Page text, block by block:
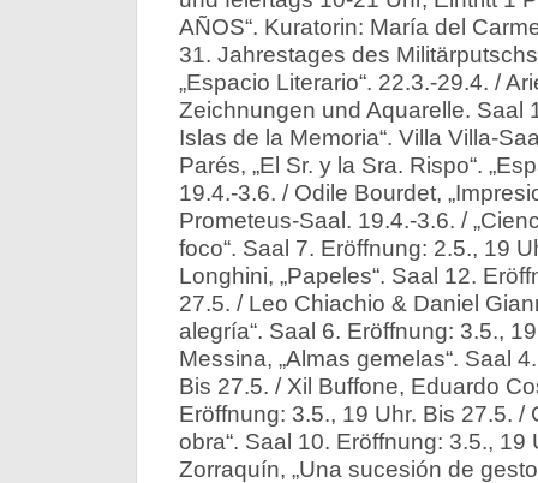
AÑOS“. Kuratorin: María del
31. Jahrestages des
„Espacio Literario“. 22.3.-29.4. /
Zeichnungen und Aquarelle. Saal
Islas de la Memoria“. Villa Villa-
Parés, „El Sr. y la Sra. Rispo“.
19.4.-3.6. / Odile Bourdet,
Prometeus-Saal. 19.4.-3.6. /
foco“. Saal 7. Eröffnung: 2.5., 19
Longhini, „Papeles“. Saal 12.
27.5. / Leo Chiachio & Daniel
alegría“. Saal 6. Eröffnung: 3.5.,
Messina, „Almas gemelas“. Saal
Bis 27.5. / Xil Buffone, Eduardo
Eröffnung: 3.5., 19 Uhr. Bis 27.5. /
obra“. Saal 10. Eröffnung: 3.5., 19
Zorraquín, „Una sucesión de